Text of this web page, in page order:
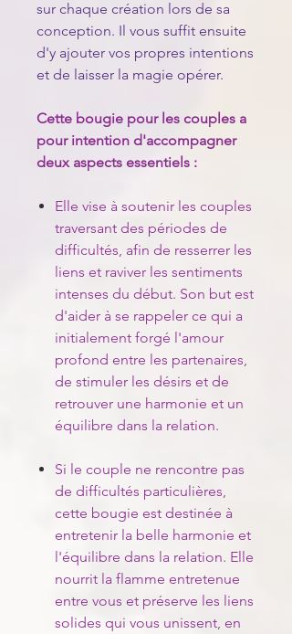
sur chaque création lors de sa
conception. Il vous suffit ensuite
d'y ajouter vos propres intentions
et de laisser la magie opérer.
Cette bougie pour les couples a
pour intention d'accompagner
deux aspects essentiels :
Elle vise à soutenir les couples
traversant des périodes de
difficultés, afin de resserrer les
liens et raviver les sentiments
intenses du début. Son but est
d'aider à se rappeler ce qui a
initialement forgé l'amour
profond entre les partenaires,
de stimuler les désirs et de
retrouver une harmonie et un
équilibre dans la relation.
Si le couple ne rencontre pas
de difficultés particulières,
cette bougie est destinée à
entretenir la belle harmonie et
l'équilibre dans la relation. Elle
nourrit la flamme entretenue
entre vous et préserve les liens
solides qui vous unissent, en